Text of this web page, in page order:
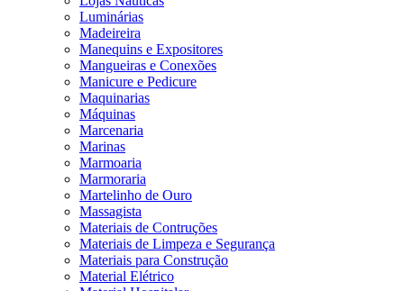
Luminárias
Madeireira
Manequins e Expositores
Mangueiras e Conexões
Manicure e Pedicure
Maquinarias
Máquinas
Marcenaria
Marinas
Marmoaria
Marmoraria
Martelinho de Ouro
Massagista
Materiais de Contruções
Materiais de Limpeza e Segurança
Materiais para Construção
Material Elétrico